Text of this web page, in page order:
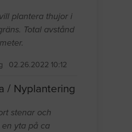
plantera thujor i
Total avstånd
02.26.2022 10:12
/ Nyplantering
stenar och
yta på ca